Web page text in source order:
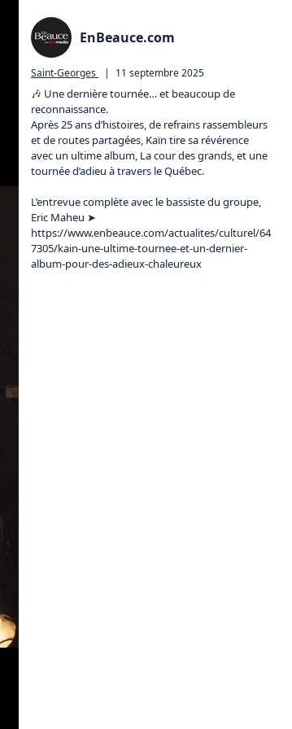
EnBeauce.com
Saint-Georges | 11 septembre 2025
🎶 Une dernière tournée… et beaucoup de
reconnaissance.
Après 25 ans d’histoires, de refrains rassembleurs
et de routes partagées, Kaïn tire sa révérence
avec un ultime album, La cour des grands, et une
tournée d’adieu à travers le Québec.
L’entrevue complète avec le bassiste du groupe,
Eric Maheu ➤
https://www.enbeauce.com/actualites/culturel/64
7305/kain-une-ultime-tournee-et-un-dernier-
album-pour-des-adieux-chaleureux